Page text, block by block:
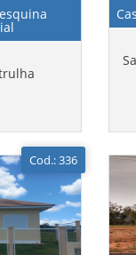
Cod.: 336